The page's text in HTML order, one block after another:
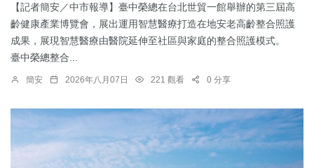
【記者簡安／中市報導】臺中榮總在台北世貿一館舉辦的第三屆高
齡健康產業博覽會，展出運用智慧醫療打造在地安老高齡整合照護
成果，展現智慧醫療由醫院延伸至社區與家庭的整合照護模式。
臺中榮總整合...
簡安 2026年八月07日 221 觀看 0 分享